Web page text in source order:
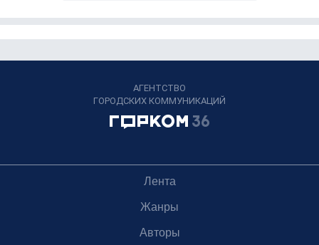
АГЕНТСТВО
ГОРОДСКИХ КОММУНИКАЦИЙ
Лента
Жанры
Авторы